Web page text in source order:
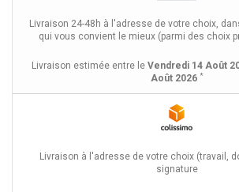
Livraison 24-48h à l'adresse de votre choix,
qui vous convient le mieux (parmi des choix
Livraison estimée entre le Vendredi 14 Août
Août 2026 *
Livraison à l'adresse de votre choix (travail,
signature